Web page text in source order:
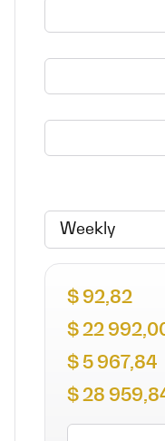
Weekly
92,82 $
22 992,00
5 967,84 $
28 959,84